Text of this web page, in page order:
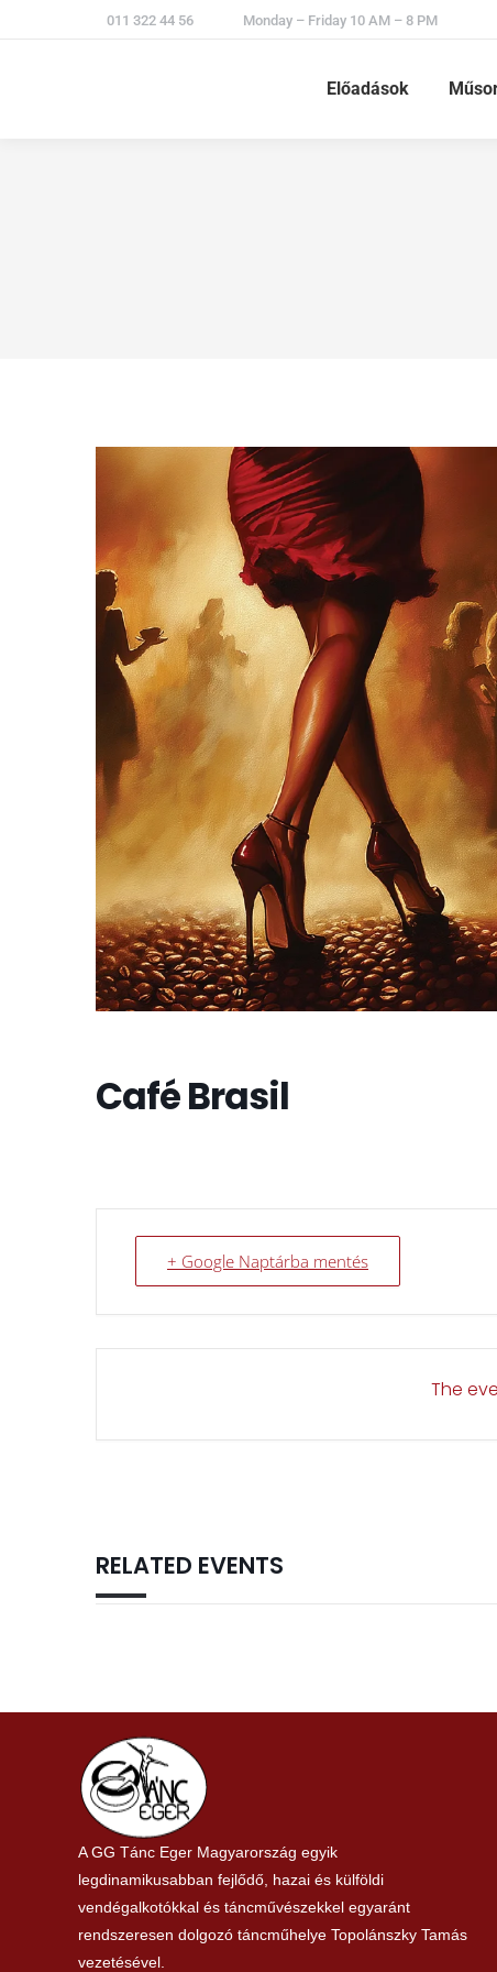
011 322 44 56 Monday – Friday 10 AM – 8 PM
Előadások
Café Brasil
+ Google Naptárba mentés
The
RELATED EVENTS
A GG Tánc Eger Magyarország egyik
legdinamikusabban fejlődő, hazai és külföldi
vendégalkotókkal és táncművészekkel egyaránt
rendszeresen dolgozó táncműhelye Topolánszky Tamás
vezetésével.